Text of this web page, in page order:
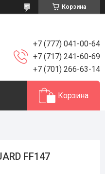
Корзина
+7 (777) 041-00-64
+7 (717) 241-60-69
+7 (701) 266-63-14
Корзина
FF147